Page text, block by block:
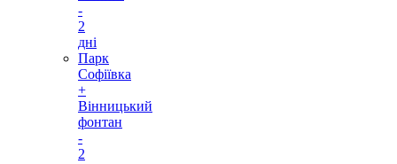
-
2
дні
Парк
Софіївка
+
Вінницький
фонтан
-
2